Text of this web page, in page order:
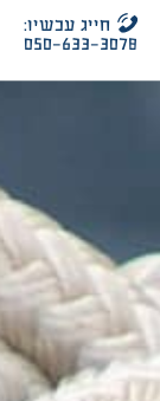
חייג עכשיו:
050-633-3078